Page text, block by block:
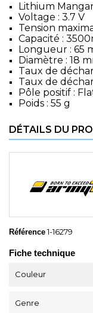
Lithium
Voltage : 3.7 V
Tension
Capacité :
Longueur : 65
Diamètre : 18
Taux de
Taux de
Pôle positif :
Poids : 55 g
DÉTAILS DU
Référence 1-16279
Fiche technique
Couleur
Genre